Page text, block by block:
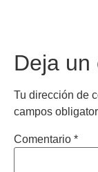
Deja un
Tu dirección de
campos
Comentario *